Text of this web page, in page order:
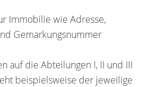
Immobilie wie Adresse,
Gemarkungsnummer
auf die Abteilungen I, II und III
beispielsweise der jeweilige